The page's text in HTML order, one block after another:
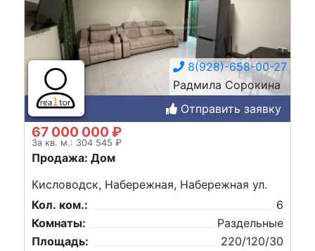
8(928)-658-00-27
Радмила Сорокина
Отправить заявку
67 000 000 ₽
За кв. м.: 304 545 ₽
Продажа: Дом
Кисловодск, Набережная, Набережная ул.
Кол. ком.:
6
Комнаты:
Раздельные
Площадь:
220/120/30